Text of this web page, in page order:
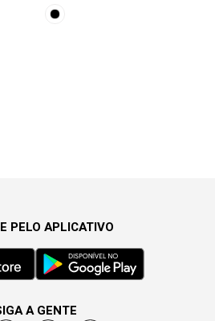
PELO APLICATIVO
A GENTE